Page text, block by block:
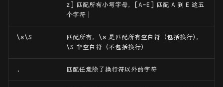
Reference
z] 匹配所有小写字母， [A-E] 匹配 A 到 E 这五
个字符｜
\s\S 匹配所有， \s 是匹配所有空白符（包括换行），
\S 非空白符（不包括换行）
. 匹配任意除了换行符以外的字符